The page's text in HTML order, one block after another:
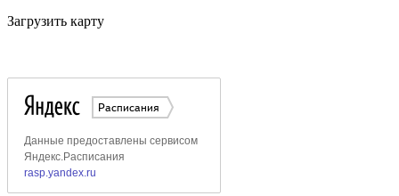
Загрузить карту